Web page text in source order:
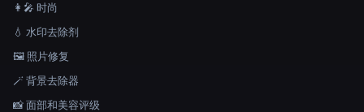
👩‍🎤 时尚
💧 水印去除剂
🖼️ 照片修复
🪄 背景去除器
📸 面部和美容评级